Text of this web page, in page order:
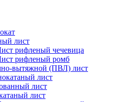
лист
рифленый чечевица
рифленый ромб
вытяжной (ПВЛ) лист
лист
лист
лист